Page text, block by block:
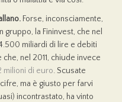
Forse, inconsciamente,
la Fininvest, che nel
miliardi di lire e debiti
nel 2011, chiude invece
milioni di euro. Scusate
ma è giusto per farvi
incontrastato, ha vinto